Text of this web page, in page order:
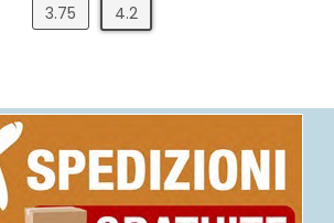
3.75 4.2